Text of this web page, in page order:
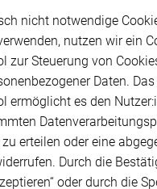
nicht notwendige
nutzen wir ein
zur Steuerung von
Daten.
ermöglicht es den
erteilen oder eine
Durch die
oder durch die